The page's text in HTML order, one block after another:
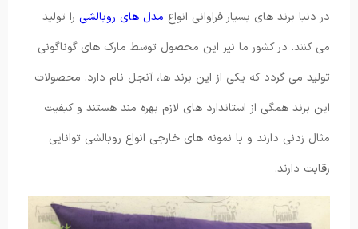
در دنیا برند های بسیار فراوانی انواع مدل های روبالشی را تولید
می کنند. در کشور ما نیز این محصول توسط مارک های گوناگونی
تولید می گردد که یکی از این برند ها، آنجل نام دارد. محصولات
این برند همگی از استاندارد های لازم بهره مند هستند و کیفیت
مثال زدنی دارند و با نمونه های خارجی انواع روبالشی توانایی
رقابت دارند.